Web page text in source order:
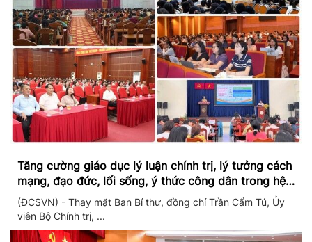
Tăng cường giáo dục lý luận chính trị, lý tưởng cách
mạng, đạo đức, lối sống, ý thức công dân trong hệ
thống giáo dục quốc dân
(ĐCSVN) - Thay mặt Ban Bí thư, đồng chí Trần Cẩm Tú, Ủy
viên Bộ Chính trị, ...